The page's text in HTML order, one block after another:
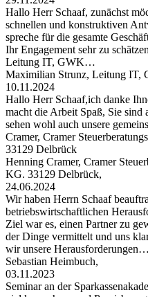
Hallo Herr Schaaf, zunächst
schnellen und konstruktiven
spreche für die gesamte
Ihr Engagement sehr zu
Leitung IT, GWK…
Maximilian Strunz, Leitung IT,
10.11.2024
Hallo Herr Schaaf,ich danke
macht die Arbeit Spaß, Sie sind
sehen wohl auch unsere
Cramer, Cramer
33129 Delbrück
Henning Cramer, Cramer
KG. 33129 Delbrück,
24.06.2024
Wir haben Herrn Schaaf
betriebswirtschaftlichen
Ziel war es, einen Partner zu
der Dinge vermittelt und uns
wir unsere Herausforderungen…
Sebastian Heimbuch,
03.11.2023
Seminar an der